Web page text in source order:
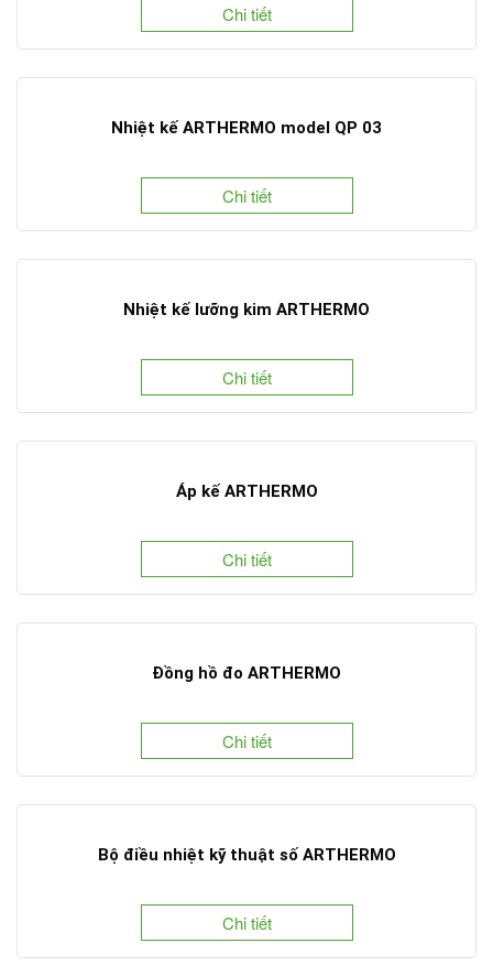
Chi tiết
Nhiệt kế ARTHERMO model QP 03
Chi tiết
Nhiệt kế lưỡng kim ARTHERMO
Chi tiết
Áp kế ARTHERMO
Chi tiết
Đồng hồ đo ARTHERMO
Chi tiết
Bộ điều nhiệt kỹ thuật số ARTHERMO
Chi tiết